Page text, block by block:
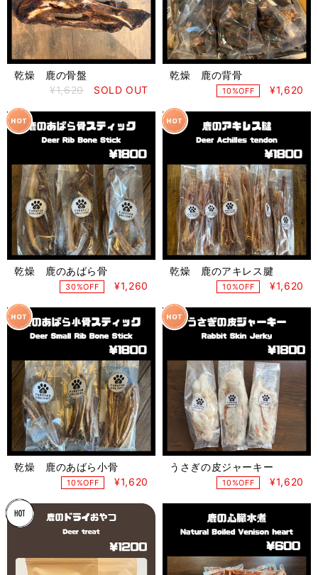
乾燥 鹿の骨盤
¥1,620
SOLD OUT
乾燥 鹿の背骨
10%OFF ¥1,620
乾燥 鹿のあばら骨
30%OFF ¥1,260
乾燥 鹿のアキレス腱
10%OFF ¥1,620
乾燥 鹿のあばら小骨
10%OFF ¥1,620
うさぎの皮ジャーキー
10%OFF ¥1,620